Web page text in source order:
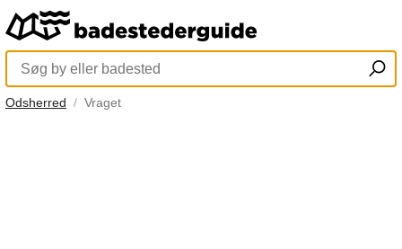
Odsherred Vraget